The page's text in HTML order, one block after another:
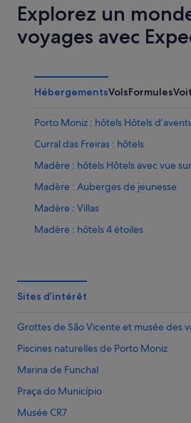
Explorez un
voyages avec
HébergementsVolsFormules
Porto Moniz : hôtels Hôtels
Curral das Freiras : hôtels
Madère : hôtels Hôtels avec vue
Madère : Auberges de jeunesse
Madère : Villas
Madère : hôtels 4 étoiles
Arco da Calheta : hôtels
Madère : hôtels Hôtels-boutiques
Sites d’intérêt
Grottes de São Vicente et musée des
Piscines naturelles de Porto Moniz
Marina de Funchal
Praça do Município
Musée CR7